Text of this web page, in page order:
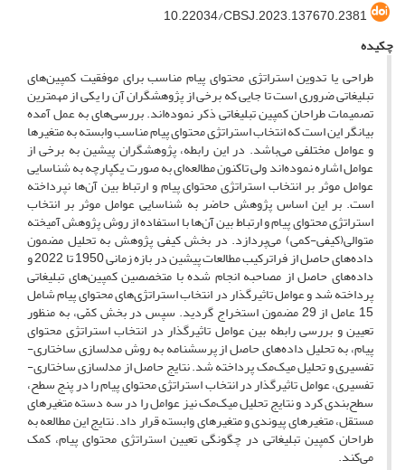
10.22034/CBSJ.2023.137670.2381
چکیده
طراحی یا تدوین استراتژی محتوای پیام مناسب برای موفقیت کمپین‌های
تبلیغاتی ضروری است تا جایی که برخی از پژوهشگران آن را یکی از مهمترین
تصمیمات طراحان کمپین تبلیغاتی ذکر نموده‌اند. بررسی‌های به عمل آمده
بیانگر این است که انتخاب استراتژی محتوای پیام مناسب وابسته به متغیرها
و عوامل مختلفی می‌باشد. در این رابطه، پژوهشگران پیشین به برخی از
عوامل اشاره نموده‌اند ولی تاکنون مطالعه‌ای به صورت یکپارچه به شناسایی
عوامل موثر بر انتخاب استراتژی‌ محتوای پیام و ارتباط بین آن‌ها نپرداخته
است. بر این اساس پژوهش حاضر به شناسایی عوامل موثر بر انتخاب
استراتژی محتوای پیام و ارتباط بین آن‌ها با استفاده از روش پژوهش آمیخته
متوالی(کیفی-کمی) می‌پردازد. در بخش کیفی پژوهش به تحلیل مضمون
داده‌های حاصل از فراترکیب مطالعات پیشین در بازه زمانی 1950 تا 2022 و
داده‌های حاصل از مصاحبه انجام شده با متخصصین کمپین‌های تبلیغاتی
پرداخته شد و عوامل تاثیرگذار در انتخاب استراتژی‌های محتوای پیام شامل
15 عامل از 29 مضمون استخراج گردید. سپس در بخش کمّی، به منظور
تعیین و بررسی رابطه بین عوامل تاثیرگذار در انتخاب استراتژی‌ محتوای
پیام، به تحلیل داده‌های حاصل از پرسشنامه به روش مدلسازی ساختاری-
تفسیری و تحلیل میک‌مک پرداخته شد. نتایج حاصل از مدلسازی ساختاری-
تفسیری، عوامل تاثیرگذار در انتخاب استراتژی محتوای پیام را در پنج سطح،
سطح‌بندی کرد و نتایج تحلیل میک‌مک نیز عوامل را در سه دسته متغیرهای
مستقل، متغیرهای پیوندی و متغیرهای وابسته قرار داد. نتایج این مطالعه به
طراحان کمپین تبلیغاتی در چگونگی تعیین استراتژی محتوای پیام، کمک
می‌کند.